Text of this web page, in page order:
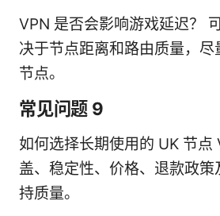
VPN 是否会影响游戏延迟？
决于节点距离和路由质量，尽
节点。
常见问题 9
如何选择长期使用的 UK 节点
盖、稳定性、价格、退款政
持质量。